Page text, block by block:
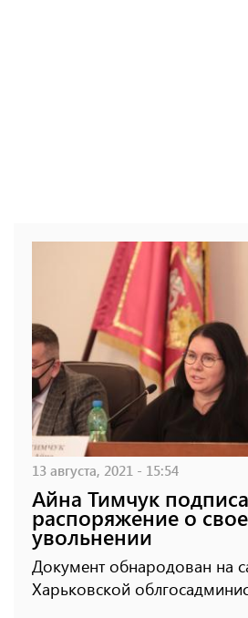
13 августа, 2021 - 15:54
Айна Тимчук
распоряжение о
увольнении
Документ обнародован на
Харьковской